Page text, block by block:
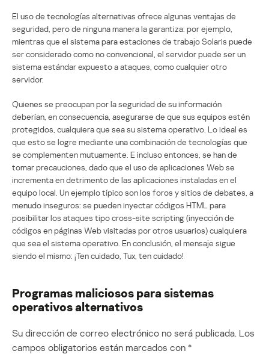
El uso de tecnologías alternativas ofrece algunas ventajas de
seguridad, pero de ninguna manera la garantiza: por ejemplo,
mientras que el sistema para estaciones de trabajo Solaris puede
ser considerado como no convencional, el servidor puede ser un
sistema estándar expuesto a ataques, como cualquier otro
servidor.
Quienes se preocupan por la seguridad de su información
deberían, en consecuencia, asegurarse de que sus equipos estén
protegidos, cualquiera que sea su sistema operativo. Lo ideal es
que esto se logre mediante una combinación de tecnologías que
se complementen mutuamente. E incluso entonces, se han de
tomar precauciones, dado que el uso de aplicaciones Web se
incrementa en detrimento de las aplicaciones instaladas en el
equipo local. Un ejemplo típico son los foros y sitios de debates, a
menudo inseguros: se pueden inyectar códigos HTML para
posibilitar los ataques tipo cross-site scripting (inyección de
códigos en páginas Web visitadas por otros usuarios) cualquiera
que sea el sistema operativo. En conclusión, el mensaje sigue
siendo el mismo: ¡Ten cuidado, Tux, ten cuidado!
Programas maliciosos para sistemas
operativos alternativos
Su dirección de correo electrónico no será publicada. Los
campos obligatorios están marcados con *